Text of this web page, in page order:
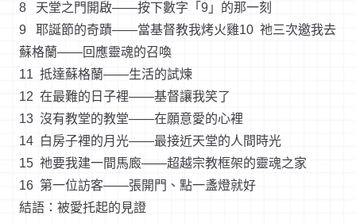
8
天堂之門開啟——按下數字「 9 」的那一刻
9
耶誕節的奇蹟——當基督教我烤火雞10 祂三次邀我去
蘇格蘭——回應靈魂的召喚
11 抵達蘇格蘭——生活的試煉
12 在最難的日子裡——基督讓我笑了
13 沒有教堂的教堂——在願意愛的心裡
14 白房子裡的月光——最接近天堂的人間時光
15 祂要我建一間馬廄——超越宗教框架的靈魂之家
16 第一位訪客——張開門、點一盞燈就好
結語：被愛托起的見證